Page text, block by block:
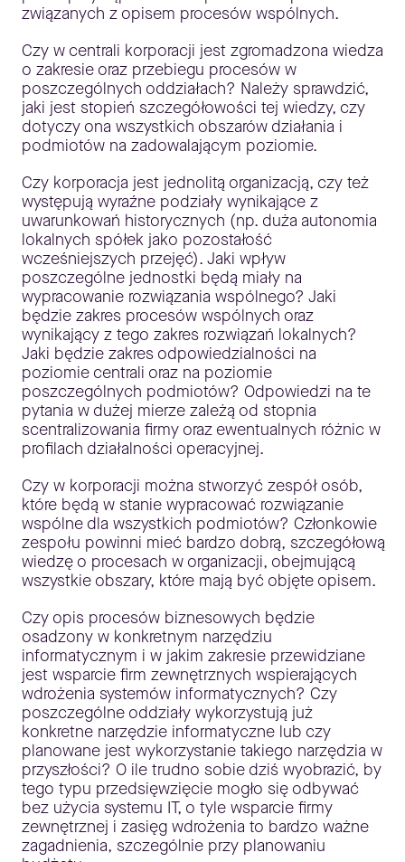
związanych z opisem procesów wspólnych.
Czy w centrali korporacji jest zgromadzona wiedza
o zakresie oraz przebiegu procesów w
poszczególnych oddziałach? Należy sprawdzić,
jaki jest stopień szczegółowości tej wiedzy, czy
dotyczy ona wszystkich obszarów działania i
podmiotów na zadowalającym poziomie.
Czy korporacja jest jednolitą organizacją, czy też
występują wyraźne podziały wynikające z
uwarunkowań historycznych (np. duża autonomia
lokalnych spółek jako pozostałość
wcześniejszych przejęć). Jaki wpływ
poszczególne jednostki będą miały na
wypracowanie rozwiązania wspólnego? Jaki
będzie zakres procesów wspólnych oraz
wynikający z tego zakres rozwiązań lokalnych?
Jaki będzie zakres odpowiedzialności na
poziomie centrali oraz na poziomie
poszczególnych podmiotów? Odpowiedzi na te
pytania w dużej mierze zależą od stopnia
scentralizowania firmy oraz ewentualnych różnic w
profilach działalności operacyjnej.
Czy w korporacji można stworzyć zespół osób,
które będą w stanie wypracować rozwiązanie
wspólne dla wszystkich podmiotów? Członkowie
zespołu powinni mieć bardzo dobrą, szczegółową
wiedzę o procesach w organizacji, obejmującą
wszystkie obszary, które mają być objęte opisem.
Czy opis procesów biznesowych będzie
osadzony w konkretnym narzędziu
informatycznym i w jakim zakresie przewidziane
jest wsparcie firm zewnętrznych wspierających
wdrożenia systemów informatycznych? Czy
poszczególne oddziały wykorzystują już
konkretne narzędzie informatyczne lub czy
planowane jest wykorzystanie takiego narzędzia w
przyszłości? O ile trudno sobie dziś wyobrazić, by
tego typu przedsięwzięcie mogło się odbywać
bez użycia systemu IT, o tyle wsparcie firmy
zewnętrznej i zasięg wdrożenia to bardzo ważne
zagadnienia, szczególnie przy planowaniu